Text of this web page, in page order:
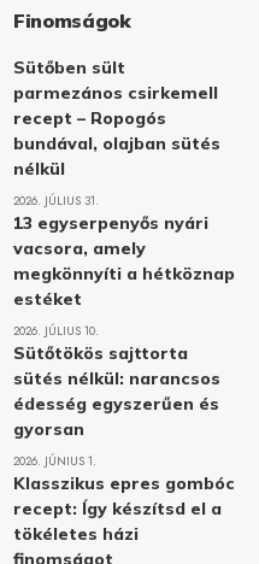
Finomságok
Sütőben sült
parmezános csirkemell
recept – Ropogós
bundával, olajban sütés
nélkül
2026. JÚLIUS 31.
13 egyserpenyős nyári
vacsora, amely
megkönnyíti a hétköznap
estéket
2026. JÚLIUS 10.
Sütőtökös sajttorta
sütés nélkül: narancsos
édesség egyszerűen és
gyorsan
2026. JÚNIUS 1.
Klasszikus epres gombóc
recept: Így készítsd el a
tökéletes házi